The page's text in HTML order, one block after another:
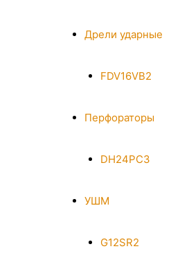
Дрели ударные
FDV16VB2
Перфораторы
DH24PC3
УШМ
G12SR2